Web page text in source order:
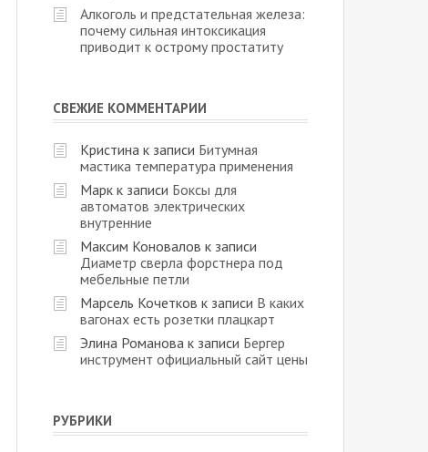
Алкоголь и предстательная железа:
почему сильная интоксикация
приводит к острому простатиту
СВЕЖИЕ КОММЕНТАРИИ
Кристина к записи Битумная
мастика температура применения
Марк к записи Боксы для
автоматов электрических
внутренние
Максим Коновалов к записи
Диаметр сверла форстнера под
мебельные петли
Марсель Кочетков к записи В каких
вагонах есть розетки плацкарт
Элина Романова к записи Бергер
инструмент официальный сайт цены
РУБРИКИ